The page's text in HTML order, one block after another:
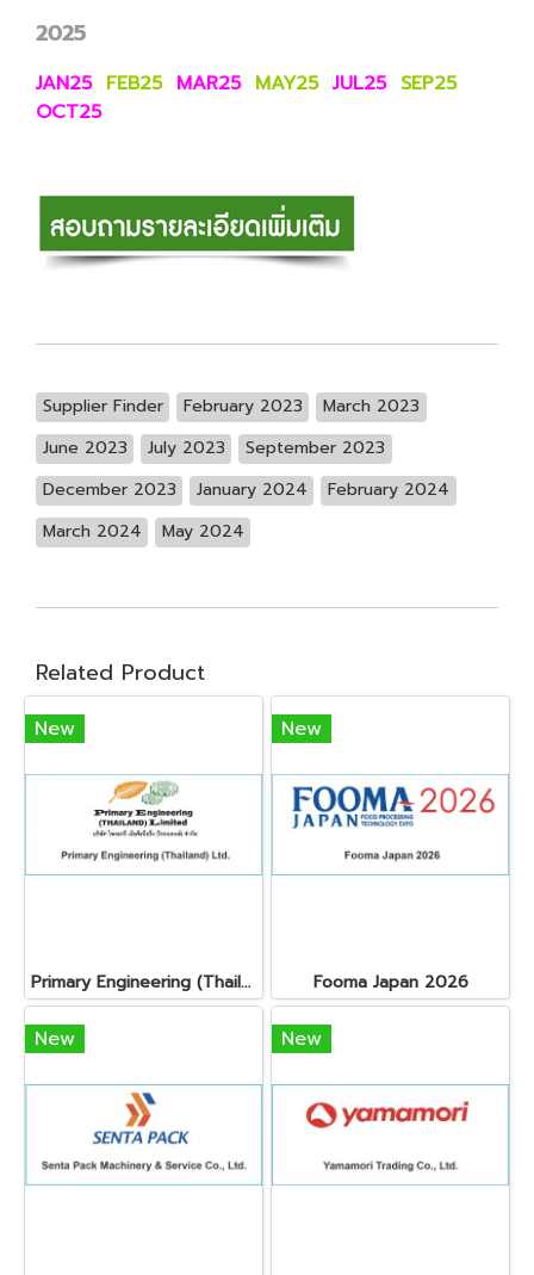
2025
JAN25 FEB25 MAR25 MAY25 JUL25 SEP25
OCT25
Supplier Finder February 2023
March 2023
June 2023
July 2023
September 2023
December 2023
January 2024
February 2024
March 2024
May 2024
Related Product
New
Primary Engineering (Thailand) Ltd.
New
Fooma Japan 2026
New New